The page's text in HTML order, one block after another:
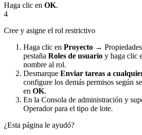
Haga clic en OK.
4
Cree y asigne el rol restrictivo
Haga clic en Proyecto →
pestaña Roles de usuario y haga clic
nombre al rol.
Desmarque Enviar tareas a
configure los demás permisos según
en OK.
En la Consola de administración y
Operador para el tipo de lote.
¿Esta página le ayudó?